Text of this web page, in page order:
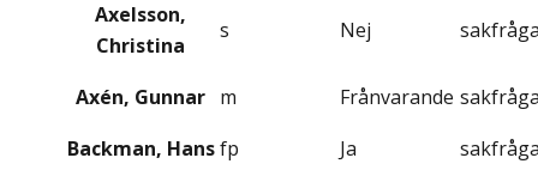
Axelsson,
Christina
s Nej
Axén, Gunnar m Frånvarande
Backman, Hans fp Ja